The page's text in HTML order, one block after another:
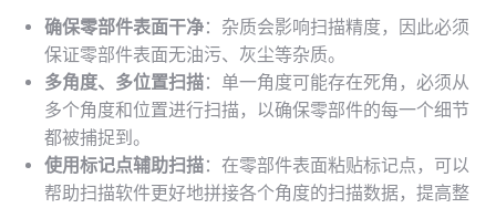
确保零部件表面干净：杂质会影响扫描精度，因此必须
保证零部件表面无油污、灰尘等杂质。
多角度、多位置扫描：单一角度可能存在死角，必须从
多个角度和位置进行扫描，以确保零部件的每一个细节
都被捕捉到。
使用标记点辅助扫描：在零部件表面粘贴标记点，可以
帮助扫描软件更好地拼接各个角度的扫描数据，提高整